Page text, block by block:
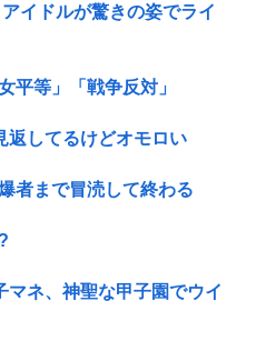
イドルが驚きの姿でライ
平等」「戦争反対」
返してるけどオモロい
者まで冒涜して終わる
マネ、神聖な甲子園でウイ